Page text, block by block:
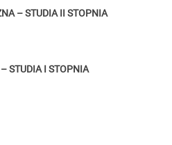
– STUDIA II STOPNIA
STUDIA I STOPNIA